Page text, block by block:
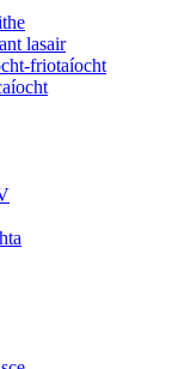
lasair
friotaíocht